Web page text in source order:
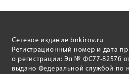
Сетевое издание bnkirov.ru
Регистрационный номер и дата
о регистрации: Эл № ФС77-82576
выдано Федеральной службой по